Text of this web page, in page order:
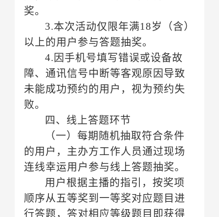
奖。
以上的用户参与答题抽奖。
败。
四、线上答题环节
连线幸运用户参与线上答题抽奖。